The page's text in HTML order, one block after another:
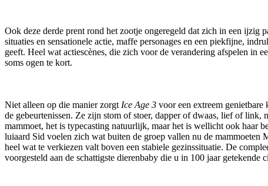
Ook deze derde prent rond het zootje ongeregeld dat zich in een
situaties en sensationele actie, maffe personages en een piekfijne,
geeft. Heel wat actiescènes, die zich voor de verandering afspelen
soms ogen te kort.
Niet alleen op die manier zorgt Ice Age 3 voor een extreem
de gebeurtenissen. Ze zijn stom of stoer, dapper of dwaas, lief of
mammoet, het is typecasting natuurlijk, maar het is wellicht ook haar
luiaard Sid voelen zich wat buiten de groep vallen nu de mammoeten
heel wat te verkiezen valt boven een stabiele gezinssituatie. De
voorgesteld aan de schattigste dierenbaby die u in 100 jaar getekende